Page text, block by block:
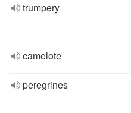
trumpery
camelote
peregrines